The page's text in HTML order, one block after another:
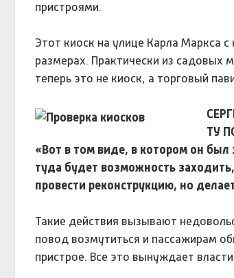
пристроями.
Этот киоск на улице Карла Маркса
размерах. Практически из садовых
теперь это не киоск, а торговый
ТУ
«Вот в том виде, в котором он был
туда будет возможность
провести реконструкцию, но
Такие действия вызывают
повод возмутиться и пассажирам
пристрое. Все это вынуждает